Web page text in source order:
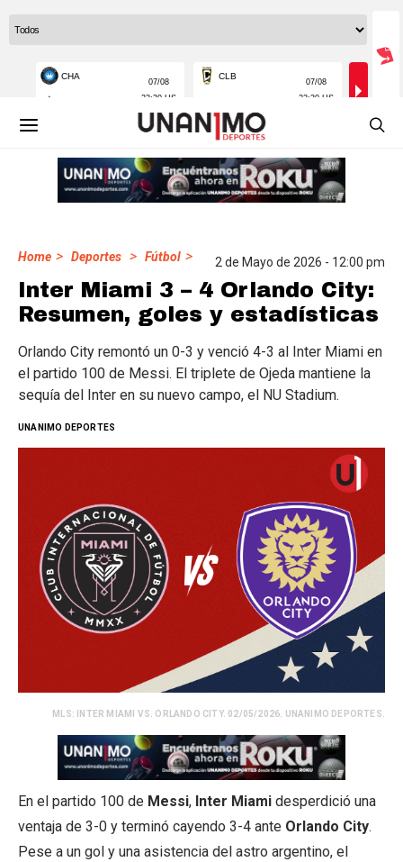
Home > Deportes > Fútbol > 2 de Mayo de 2026 - 12:00 pm
Inter Miami 3 – 4 Orlando City:
Resumen, goles y estadísticas
Orlando City remontó un 0-3 y venció 4-3 al Inter Miami en
el partido 100 de Messi. El triplete de Ojeda mantiene la
sequía del Inter en su nuevo campo, el NU Stadium.
UNANIMO DEPORTES
MLS: INTER MIAMI VS. ORLANDO CITY. 02/05/2026. UNANIMO DEPORTES.
En el partido 100 de Messi, Inter Miami desperdició una
ventaja de 3-0 y terminó cayendo 3-4 ante Orlando City.
Pese a un gol y una asistencia del astro argentino, el